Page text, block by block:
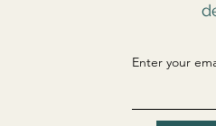
Enter your